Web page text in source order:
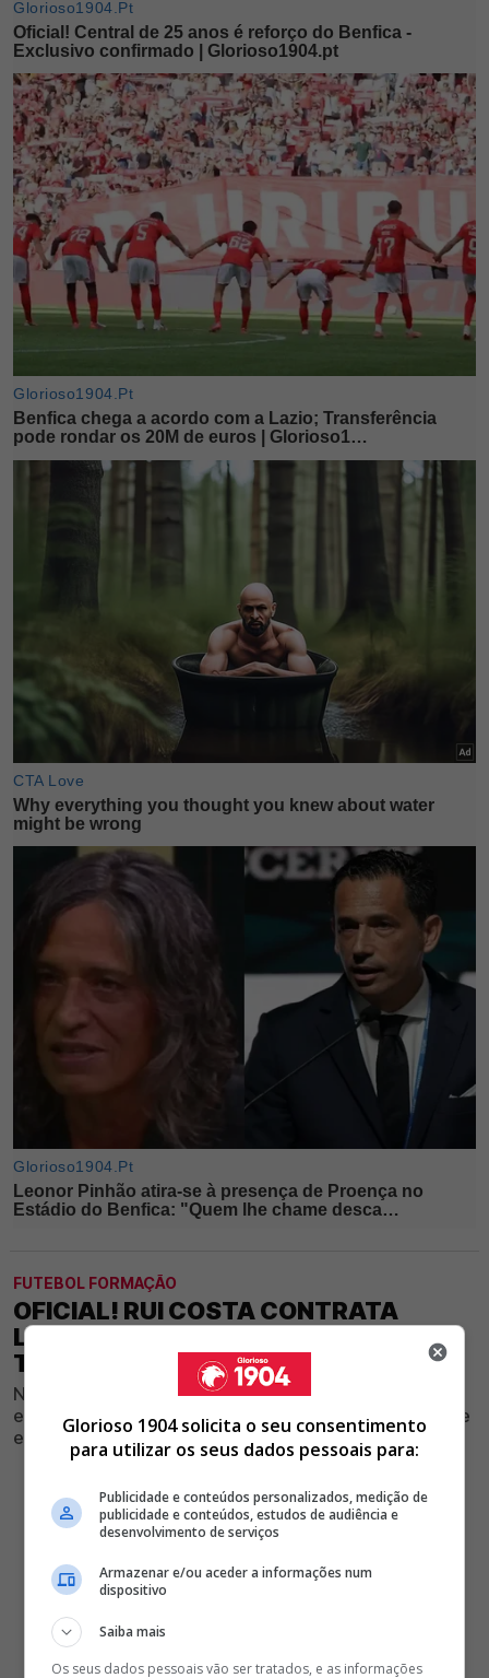
FUTEBOL FORMAÇÃO
OFICIAL! RUI COSTA CONTRATA
LATERAL DIREITO AO REAL E BENFICA
TEM NOVO REFORÇO
Na apresentação como novo futebolista dos
encarnados, ala mostrou-se satisfeito com a mudança e
explicou motivos que o levaram a aceitar desafio
Glorioso 1904 solicita o seu consentimento
para utilizar os seus dados pessoais para:
Publicidade e conteúdos personalizados, medição de
publicidade e conteúdos, estudos de audiência e
desenvolvimento de serviços
Armazenar e/ou aceder a informações num
dispositivo
Saiba mais
Os seus dados pessoais vão ser tratados, e as informações